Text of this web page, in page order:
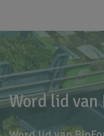
Word lid van